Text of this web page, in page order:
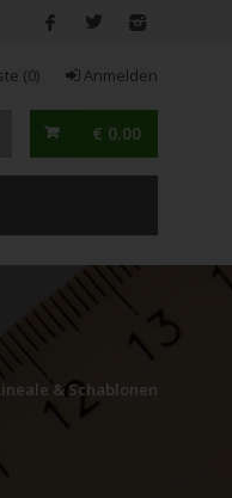
(0) Anmelden
€ 0.00
& Schablonen